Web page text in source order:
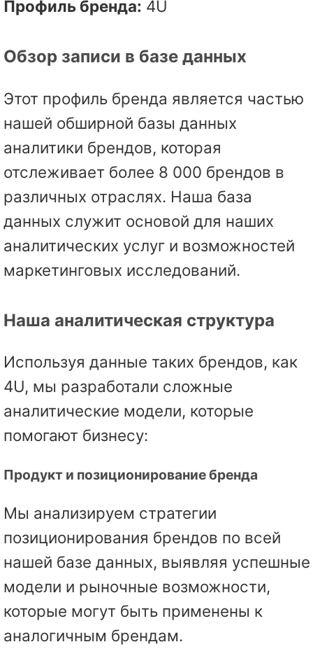
Профиль бренда: 4U
Обзор записи в базе данных
Этот профиль бренда является частью
нашей обширной базы данных
аналитики брендов, которая
отслеживает более 8 000 брендов в
различных отраслях. Наша база
данных служит основой для наших
аналитических услуг и возможностей
маркетинговых исследований.
Наша аналитическая структура
Используя данные таких брендов, как
4U, мы разработали сложные
аналитические модели, которые
помогают бизнесу:
Продукт и позиционирование бренда
Мы анализируем стратегии
позиционирования брендов по всей
нашей базе данных, выявляя успешные
модели и рыночные возможности,
которые могут быть применены к
аналогичным брендам.